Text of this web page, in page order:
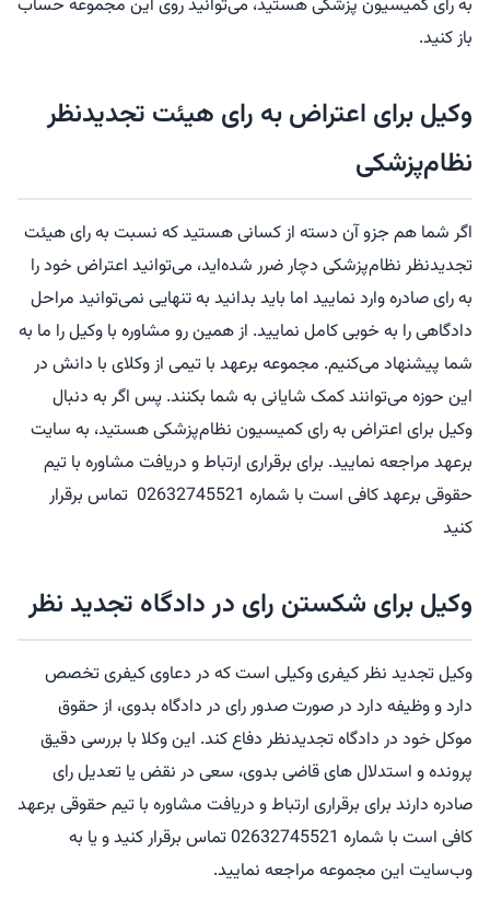
به رای کمیسیون پزشکی هستید، می‌توانید روی این مجموعه حساب
باز کنید.
وکیل برای اعتراض به رای هیئت تجدیدنظر
نظام‌پزشکی
اگر شما هم جزو آن دسته از کسانی هستید که نسبت به رای هیئت
تجدیدنظر نظام‌پزشکی دچار ضرر شده‌اید، می‌توانید اعتراض خود را
به رای صادره وارد نمایید اما باید بدانید به تنهایی نمی‌توانید مراحل
دادگاهی را به خوبی کامل نمایید. از همین رو مشاوره با وکیل را ما به
شما پیشنهاد می‌کنیم. مجموعه برعهد با تیمی از وکلای با دانش در
این حوزه می‌توانند کمک شایانی به شما بکنند. پس اگر به دنبال
وکیل برای اعتراض به رای کمیسیون نظام‌پزشکی هستید، به سایت
برعهد مراجعه نمایید. برای برقراری ارتباط و دریافت مشاوره با تیم
حقوقی برعهد کافی است با شماره 02632745521 تماس برقرار
کنید
وکیل برای شکستن رای در دادگاه تجدید نظر
وکیل تجدید نظر کیفری وکیلی است که در دعاوی کیفری تخصص
دارد و وظیفه دارد در صورت صدور رای در دادگاه بدوی، از حقوق
موکل خود در دادگاه تجدیدنظر دفاع کند. این وکلا با بررسی دقیق
پرونده و استدلال های قاضی بدوی، سعی در نقض یا تعدیل رای
صادره دارند برای برقراری ارتباط و دریافت مشاوره با تیم حقوقی برعهد
کافی است با شماره 02632745521 تماس برقرار کنید و یا به
وب‌سایت این مجموعه مراجعه نمایید.